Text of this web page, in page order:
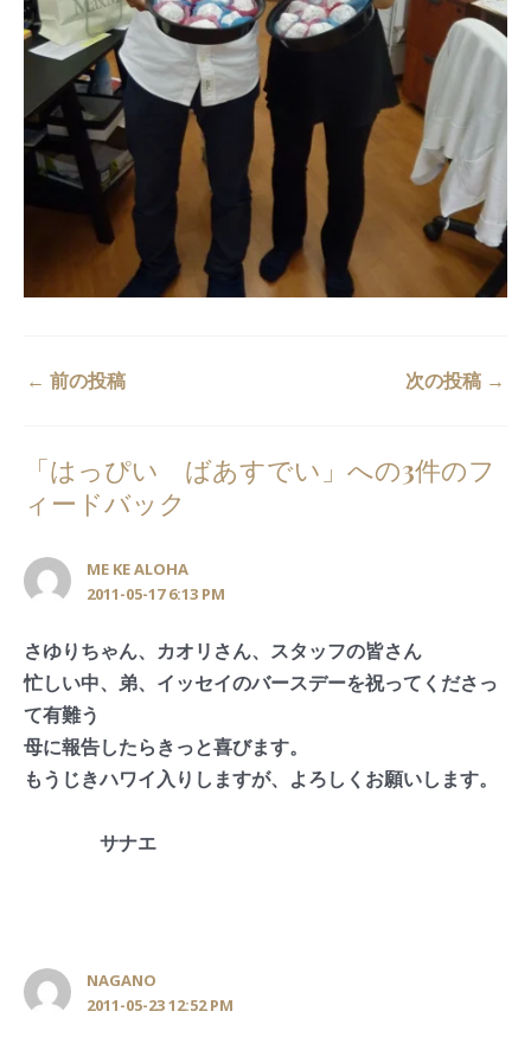
← 前の投稿 次の投稿 →
「はっぴい ばあすでい」への3件のフ
ィードバック
ME KE ALOHA
2011-05-17 6:13 PM
さゆりちゃん、カオリさん、スタッフの皆さん
忙しい中、弟、イッセイのバースデーを祝ってくださっ
て有難う
母に報告したらきっと喜びます。
もうじきハワイ入りしますが、よろしくお願いします。
サナエ
NAGANO
2011-05-23 12:52 PM